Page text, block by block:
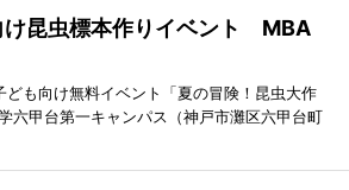
け昆虫標本作りイベント MBA
ども向け無料イベント「夏の冒険！昆虫大作
六甲台第一キャンパス（神戸市灘区六甲台町